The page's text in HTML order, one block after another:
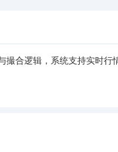
合逻辑，系统支持实时行